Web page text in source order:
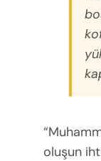
oluşun